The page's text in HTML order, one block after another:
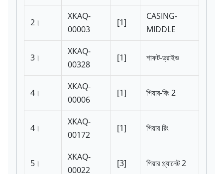
2।
XKAQ-
00003
[1]
CASING-
MIDDLE
3।
XKAQ-
00328
[1] শাফট-ড্রাইভ
4।
XKAQ-
00006
[1] গিয়ার-রিং 2
4।
XKAQ-
00172
[1] গিয়ার রিং
5।
XKAQ-
00022
[3] গিয়ার প্ল্যানেট 2